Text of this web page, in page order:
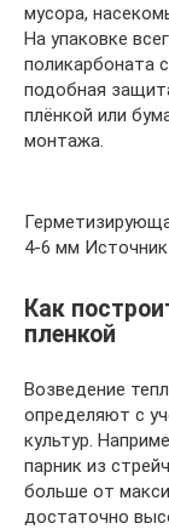
мусора,
На упаковке
поликарбоната
подобная
плёнкой или
монтажа.
4-6 мм
Как
пленкой
Возведение
определяют с
культур.
парник из
больше от
достаточно